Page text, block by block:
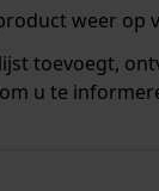
weer op
toevoegt,
u te